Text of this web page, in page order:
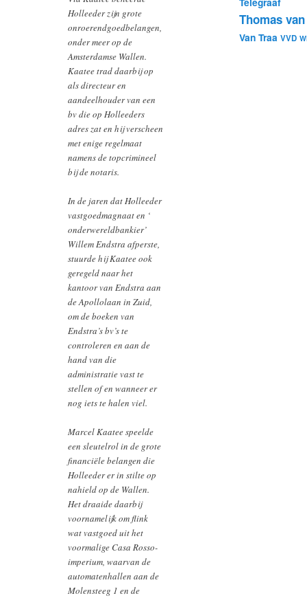
Holleeder zijn grote
onroerendgoedbelangen,
onder meer op de
Amsterdamse Wallen.
Kaatee trad daarbij op
als directeur en
aandeelhouder van een
bv die op Holleeders
adres zat en hij verscheen
met enige regelmaat
namens de topcrimineel
bij de notaris.
In de jaren dat Holleeder
vastgoedmagnaat en ‘
onderwereldbankier’
Willem Endstra afperste,
stuurde hij Kaatee ook
geregeld naar het
kantoor van Endstra aan
de Apollolaan in Zuid,
om de boeken van
Endstra’s bv’s te
controleren en aan de
hand van die
administratie vast te
stellen of en wanneer er
nog iets te halen viel.
Marcel Kaatee speelde
een sleutelrol in de grote
financiële belangen die
Holleeder er in stilte op
nahield op de Wallen.
Het draaide daarbij
voornamelijk om flink
wat vastgoed uit het
voormalige Casa Rosso-
imperium, waarvan de
automatenhallen aan de
Molensteeg 1 en de
Thomas
Van Traa VVD